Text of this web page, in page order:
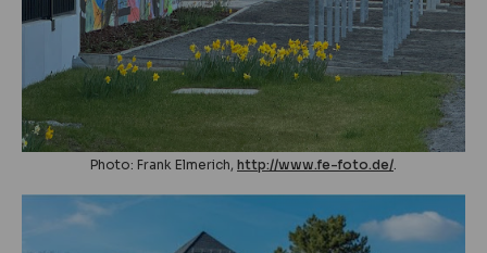
Photo: Frank Elmerich, http://www.fe-foto.de/.